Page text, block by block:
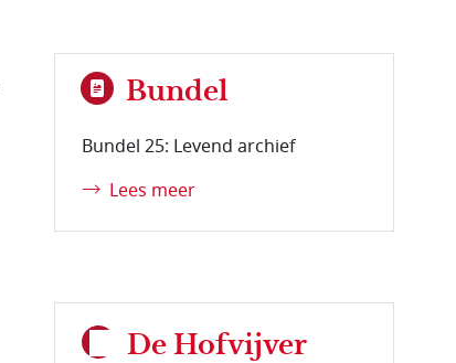
Bundel
Bundel 25: Levend archief
Lees meer
De Hofvijver